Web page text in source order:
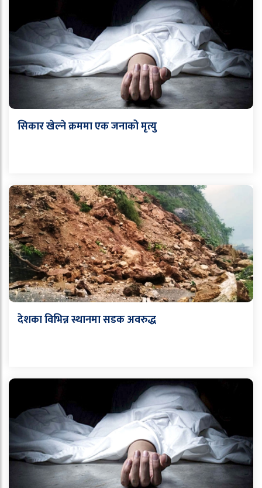
सिकार खेल्ने क्रममा एक जनाको मृत्यु
देशका विभिन्न स्थानमा सडक अवरुद्ध